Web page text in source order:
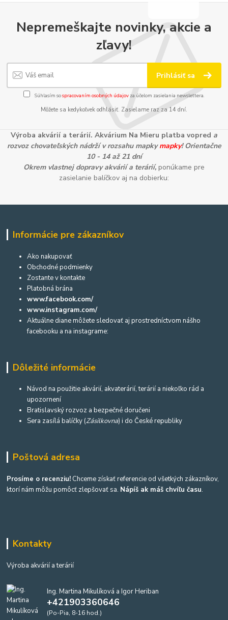
Nepremeškajte novinky, akcie a
zľavy!
Prihlásiť sa
Súhlasím sospracovaním osobných údajov za účelom zasielania newslettera.
Môžete sa kedykoľvek odhlásiť. Zasielame raz za 14 dní.
Výroba akvárií a terárií. Akvárium Na Mieru platba vopred a
rozvoz chovateľských nádrží v rozsahu mapkymapky! Orientačne
10 - 14 až 21 dní
Okrem vlastnej dopravy akvárií a terárií, ponúkame pre
zasielanie balíčkov aj na dobierku:
Informácie pre zákazníkov
Ako nakupovať
Obchodné podmienky
Zostante v kontakte
Platobná brána
www.facebook.com/
www.instagram.com/
Aktuálne diane môžete sledovať aj prostredníctvom nášho
facebooku a na instagrame:
Dôležité informácie
Návod na použitie akvárií, akvaterárií, terárií a niekoľko rád a
upozornení
Bratislavský rozvoz a bezpečné doručeni
Sera zasílá balíčky (Zásilkovna) i do České republiky
Poštová adresa
Prosíme o recenziu! Chceme získať referencie od všetkých zákazníkov,
ktorí nám môžu pomôcť zlepšovať sa. Nápíš ak máš chvíľu času.
Kontakty
Výroba akvárií a terárií
Ing. Martina Mikulíková a Igor Heriban
+421903360646
(Po-Pia, 8-16 hod.)